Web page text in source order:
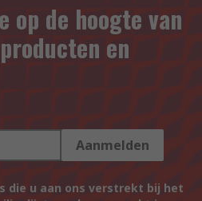
op de hoogte van
en
Aanmelden
die u aan ons verstrekt bij het